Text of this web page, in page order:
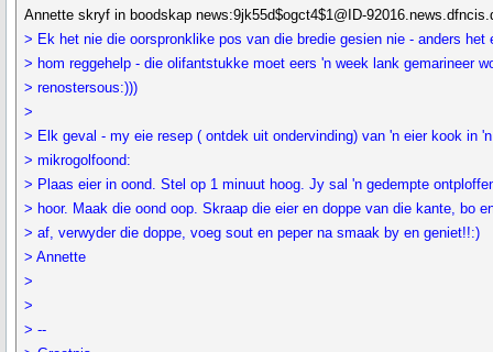
Annette skryf in boodskap news:9jk55d$ogct4$1@ID-
> Ek het nie die oorspronklike pos van die bredie gesien nie - anders het
> hom reggehelp - die olifantstukke moet eers 'n week lank gemarineer
> renostersous:)))
>
> Elk geval - my eie resep ( ontdek uit ondervinding) van 'n eier kook in 'n
> mikrogolfoond:
> Plaas eier in oond. Stel op 1 minuut hoog. Jy sal 'n gedempte
> hoor. Maak die oond oop. Skraap die eier en doppe van die kante, bo
> af, verwyder die doppe, voeg sout en peper na smaak by en geniet!!:)
> Annette
>
>
> --